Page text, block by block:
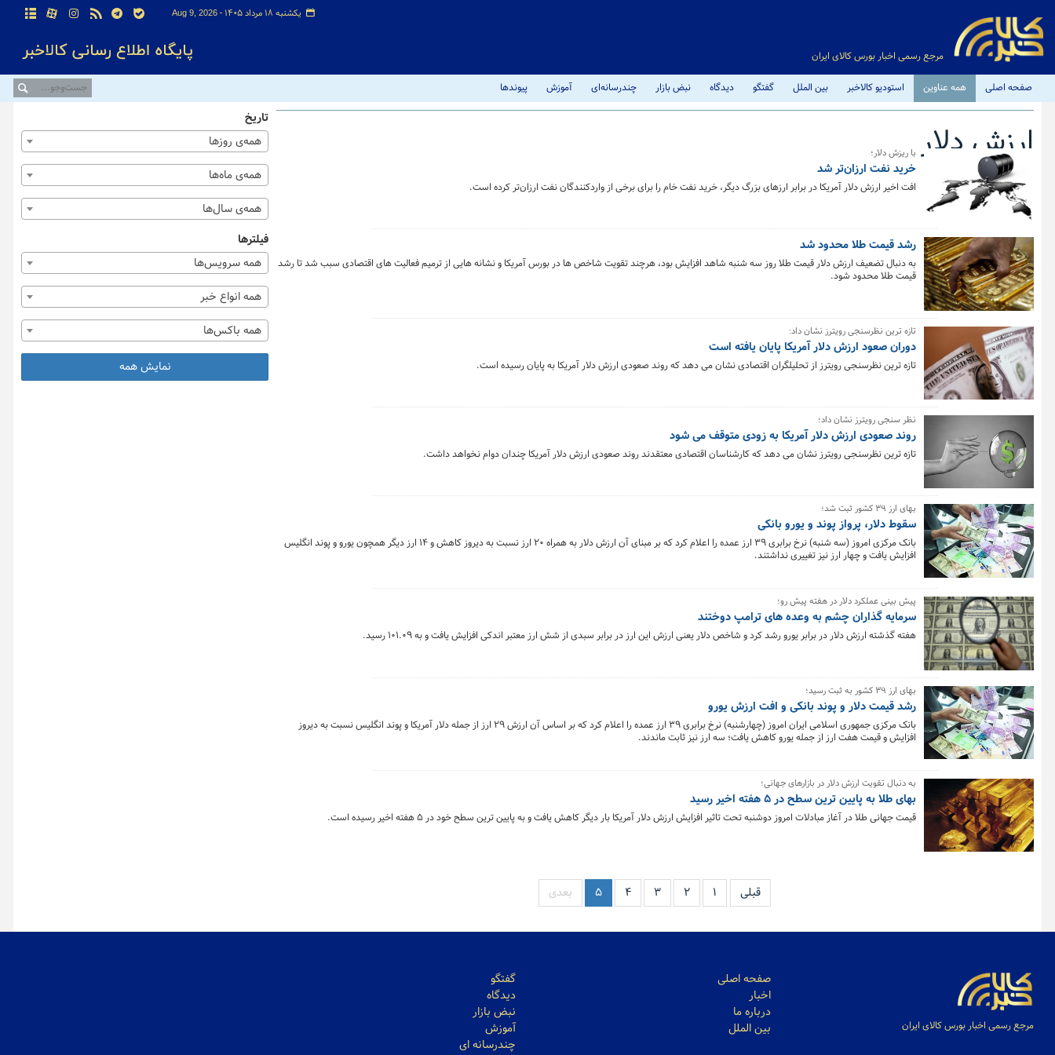
مرجع رسمی اخبار بورس کالای ایران
یکشنبه ۱۸ مرداد ۱۴۰۵ - Aug 9, 2026
صفحه اصلی همه عناوین استودیو کالاخبر بین الملل گفتگو دیدگاه نبض بازار چندرسانه‌ای آموزش پیوندها
ارزش دلار
کل اخبار:128
با ریزش دلار؛
خرید نفت ارزان‌تر شد
افت اخیر ارزش دلار آمریکا در برابر ارزهای بزرگ دیگر، خرید نفت خام را برای برخی از واردکنندگان نفت ارزان‌تر کرده است.
رشد قیمت طلا محدود شد
به دنبال تضعیف ارزش دلار قیمت طلا روز سه شنبه شاهد افزایش بود، هرچند تقویت شاخص ها در بورس آمریکا و نشانه هایی از ترمیم فعالیت های اقتصادی سبب شد تا رشد
قیمت طلا محدود شود.
تازه ترین نظرسنجی رویترز نشان داد:
دوران صعود ارزش دلار آمریکا پایان یافته است
تازه ترین نظرسنجی رویترز از تحلیلگران اقتصادی نشان می دهد که روند صعودی ارزش دلار آمریکا به پایان رسیده است.
نظر سنجی رویترز نشان داد؛
روند صعودی ارزش دلار آمریکا به زودی متوقف می شود
تازه ترین نظرسنجی رویترز نشان می دهد که کارشناسان اقتصادی معتقدند روند صعودی ارزش دلار آمریکا چندان دوام نخواهد داشت.
بهای ارز 39 کشور ثبت شد؛
سقوط دلار، پرواز پوند و یورو بانکی
بانک مرکزی امروز (سه شنبه) نرخ برابری ۳۹ ارز عمده را اعلام کرد که بر مبنای آن ارزش دلار به همراه ۲۰ ارز نسبت به دیروز کاهش و ۱۴ ارز دیگر همچون یورو و پوند انگلیس
افزایش یافت و چهار ارز نیز تغییری نداشتند.
پیش بینی عملکرد دلار در هفته پیش رو؛
سرمایه گذاران چشم به وعده های ترامپ دوختند
هفته گذشته ارزش دلار در برابر یورو رشد کرد و شاخص دلار یعنی ارزش این ارز در برابر سبدی از شش ارز معتبر اندکی افزایش یافت و به ۱۰۱.۰۹ رسید.
بهای ارز ۳۹ کشور به ثبت رسید؛
رشد قیمت دلار و پوند بانکی و افت ارزش یورو
بانک مرکزی جمهوری اسلامی ایران امروز (چهارشنبه) نرخ برابری ۳۹ ارز عمده را اعلام کرد که بر اساس آن ارزش ۲۹ ارز از جمله دلار آمریکا و پوند انگلیس نسبت به دیروز
افزایش و قیمت هفت ارز از جمله یورو کاهش یافت؛ سه ارز نیز ثابت ماندند.
به دنبال تقویت ارزش دلار در بازارهای جهانی؛
بهای طلا به پایین ترین سطح در ۵ هفته اخیر رسید
قیمت جهانی طلا در آغاز مبادلات امروز دوشنبه تحت تاثیر افزایش ارزش دلار آمریکا بار دیگر کاهش یافت و به پایین ترین سطح خود در ۵ هفته اخیر رسیده است.
قبلی ۱ ۲ ۳ ۴ ۵ بعدی
تاریخ
همه‌ی روزها
همه‌ی ماه‌ها
همه‌ی سال‌ها
فیلترها
همه سرویس‌ها
همه انواع خبر
همه باکس‌ها
نمایش همه
مرجع رسمی اخبار بورس کالای ایران
صفحه اصلی
اخبار
درباره ما
بین الملل
گفتگو
دیدگاه
نبض بازار
آموزش
چندرسانه ای